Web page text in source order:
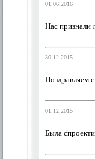
01.06.2016
Нас признали
30.12.2015
Поздравляем
01.12.2015
Была